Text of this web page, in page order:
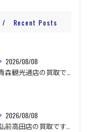
Recent Posts
2026/08/08
2026/08/08